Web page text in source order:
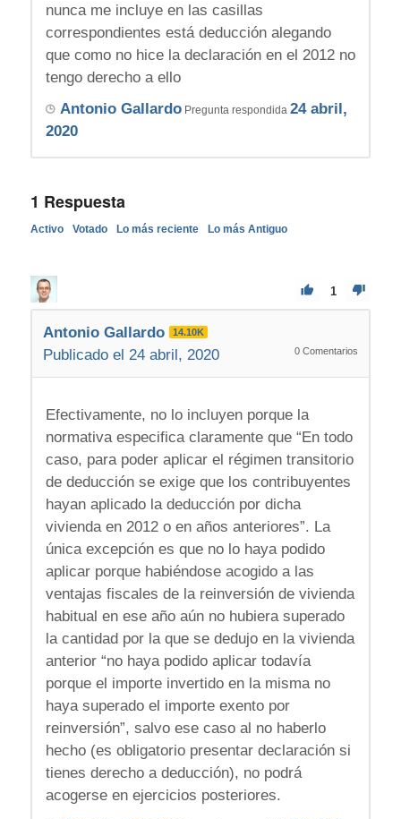
nunca me incluye en las casillas
correspondientes está deducción alegando
que como no hice la declaración en el 2012 no
tengo derecho a ello
Antonio GallardoPregunta respondida 24 abril,
2020
1 Respuesta
Activo Votado Lo más reciente Lo más Antiguo
1
Antonio Gallardo 14.10K
Publicado el 24 abril, 2020 0 Comentarios
Efectivamente, no lo incluyen porque la
normativa especifica claramente que “En todo
caso, para poder aplicar el régimen transitorio
de deducción se exige que los contribu­yentes
hayan aplicado la deducción por dicha
vivienda en 2012 o en años anteriores”. La
única excepción es que no lo haya podido
aplicar porque habiéndose acogido a las
ventajas fiscales de la reinversión de vivienda
habitual en ese año aún no hubiera superado
la cantidad por la que se dedujo en la vivienda
anterior “no haya podido aplicar todavía
porque el importe invertido en la misma no
haya superado el importe exento por
reinversión”, salvo ese caso al no haberlo
hecho (es obligatorio presentar declaración si
tienes derecho a deducción), no podrá
acogerse en ejercicios posteriores.